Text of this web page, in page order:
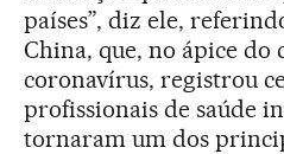
países”, diz ele,
China, que, no ápice do
coronavírus, registrou
profissionais de saúde
tornaram um dos